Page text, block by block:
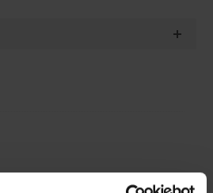
Patologia e Diagnostica (in